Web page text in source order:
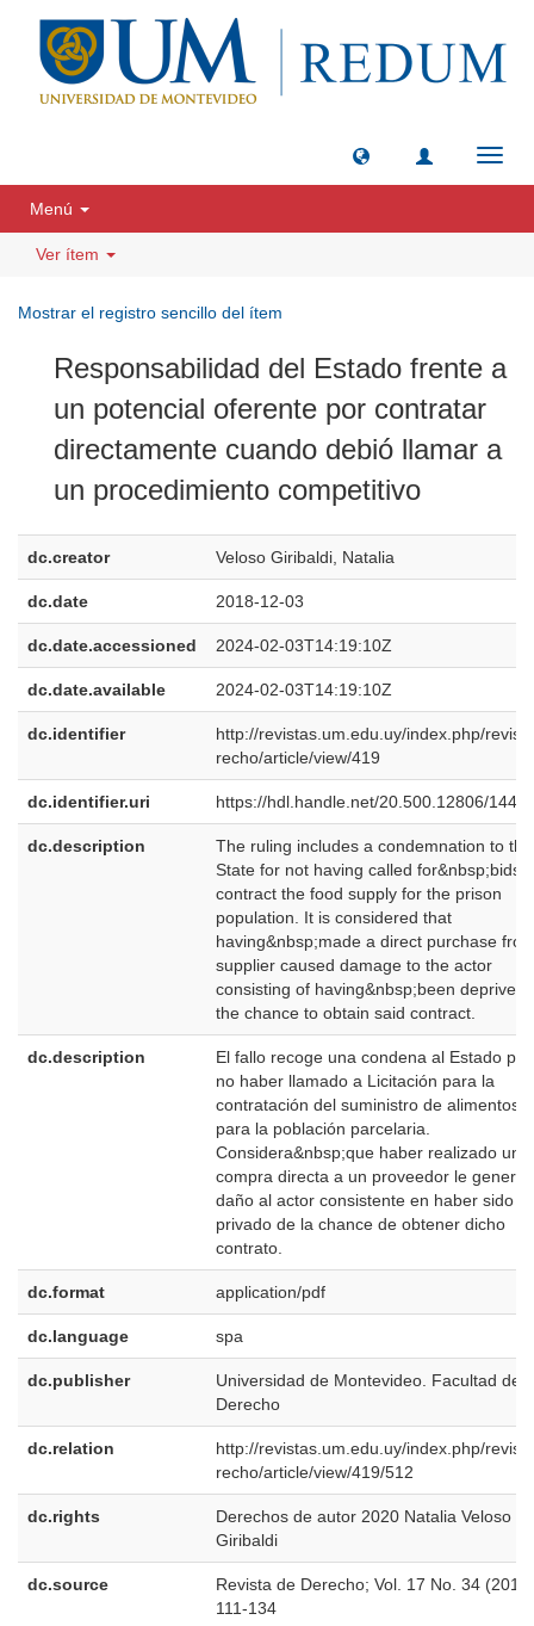
Menú
Ver ítem
Mostrar el registro sencillo del ítem
Responsabilidad del Estado frente a
un potencial oferente por contratar
directamente cuando debió llamar a
un procedimiento competitivo
dc.creator Veloso Giribaldi, Natalia
dc.date 2018-12-03
dc.date.accessioned 2024-02-03T14:19:10Z
dc.date.available 2024-02-03T14:19:10Z
dc.identifier
http://revistas.um.edu.uy/index.php/
recho/article/view/419
dc.identifier.uri https://hdl.handle.net/20.500.12806/1446
dc.description
The ruling includes a condemnation to the
State for not having called for&nbsp;bids
contract the food supply for the prison
population. It is considered that
having&nbsp;made a direct purchase
supplier caused damage to the actor
consisting of having&nbsp;been deprived
the chance to obtain said contract.
dc.description
El fallo recoge una condena al Estado por
no haber llamado a Licitación para la
contratación del suministro de alimentos
para la población parcelaria.
Considera&nbsp;que haber realizado una
compra directa a un proveedor le generó
daño al actor consistente en haber sido
privado de la chance de obtener dicho
contrato.
dc.format application/pdf
dc.language spa
dc.publisher
Universidad de Montevideo. Facultad de
Derecho
dc.relation
http://revistas.um.edu.uy/index.php/
recho/article/view/419/512
dc.rights
Derechos de autor 2020 Natalia Veloso
Giribaldi
dc.source
Revista de Derecho; Vol. 17 No. 34
111-134